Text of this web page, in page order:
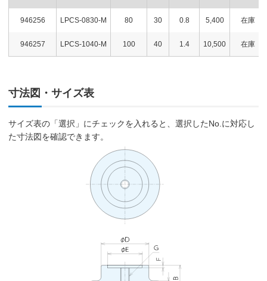
946256 LPCS-0830-M 80 30 0.8 5,400 在庫
946257 LPCS-1040-M 100 40 1.4 10,500 在庫
寸法図・サイズ表
サイズ表の「選択」にチェックを入れると、選択したNo.に対応し
た寸法図を確認できます。